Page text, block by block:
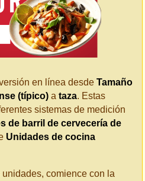
en línea desde Tamaño
(típico) a taza. Estas
sistemas de medición
de barril de cervecería de
Unidades de cocina
comience con la